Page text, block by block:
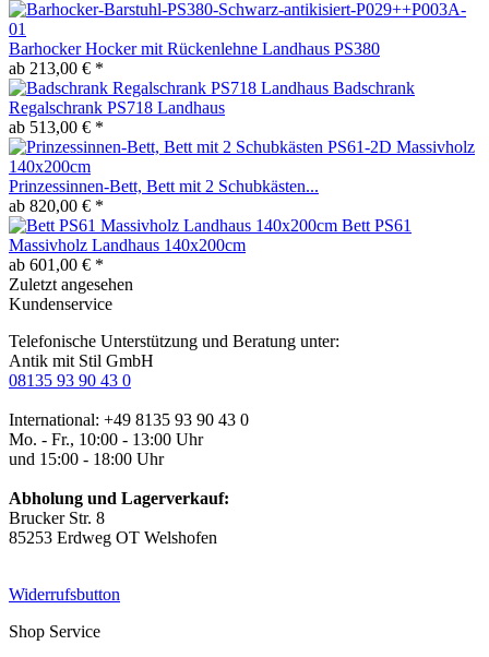
Barhocker Hocker mit Rückenlehne Landhaus PS380
ab 213,00 € *
Badschrank
Regalschrank PS718 Landhaus
ab 513,00 € *
Prinzessinnen-Bett, Bett mit 2 Schubkästen...
ab 820,00 € *
Bett PS61
Massivholz Landhaus 140x200cm
ab 601,00 € *
Zuletzt angesehen
Kundenservice
Telefonische Unterstützung und Beratung unter:
Antik mit Stil GmbH
08135 93 90 43 0
International: +49 8135 93 90 43 0
Mo. - Fr., 10:00 - 13:00 Uhr
und 15:00 - 18:00 Uhr
Abholung und Lagerverkauf:
Brucker Str. 8
85253 Erdweg OT Welshofen
Widerrufsbutton
Shop Service